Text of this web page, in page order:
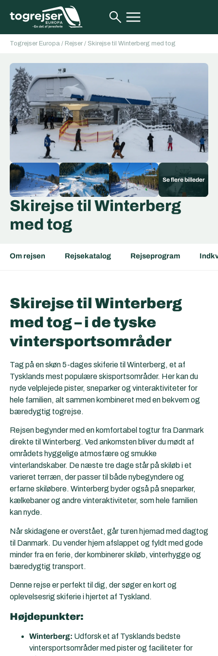
Togrejser Europa / Rejser / Skirejse til Winterberg med tog
Skirejse til Winterberg
med tog
Om rejsen Rejsekatalog Rejseprogram
Skirejse til Winterberg
med tog – i de tyske
vintersportsområder
Tag på en skøn 5-dages skiferie til Winterberg, et af
Tysklands mest populære skisportsområder. Her kan du
nyde velplejede pister, sneparker og vinteraktiviteter for
hele familien, alt sammen kombineret med en bekvem og
bæredygtig togrejse.
Rejsen begynder med en komfortabel togtur fra Danmark
direkte til Winterberg. Ved ankomsten bliver du mødt af
områdets hyggelige atmosfære og smukke
vinterlandskaber. De næste tre dage står på skiløb i et
varieret terræn, der passer til både nybegyndere og
erfarne skiløbere. Winterberg byder også på sneparker,
kælkebaner og andre vinteraktiviteter, som hele familien
kan nyde.
Når skidagene er overstået, går turen hjemad med dagtog
til Danmark. Du vender hjem afslappet og fyldt med gode
minder fra en ferie, der kombinerer skiløb, vinterhygge og
bæredygtig transport.
Denne rejse er perfekt til dig, der søger en kort og
oplevelsesrig skiferie i hjertet af Tyskland.
Højdepunkter:
Winterberg: Udforsk et af Tysklands bedste
vintersportsområder med pister og faciliteter for